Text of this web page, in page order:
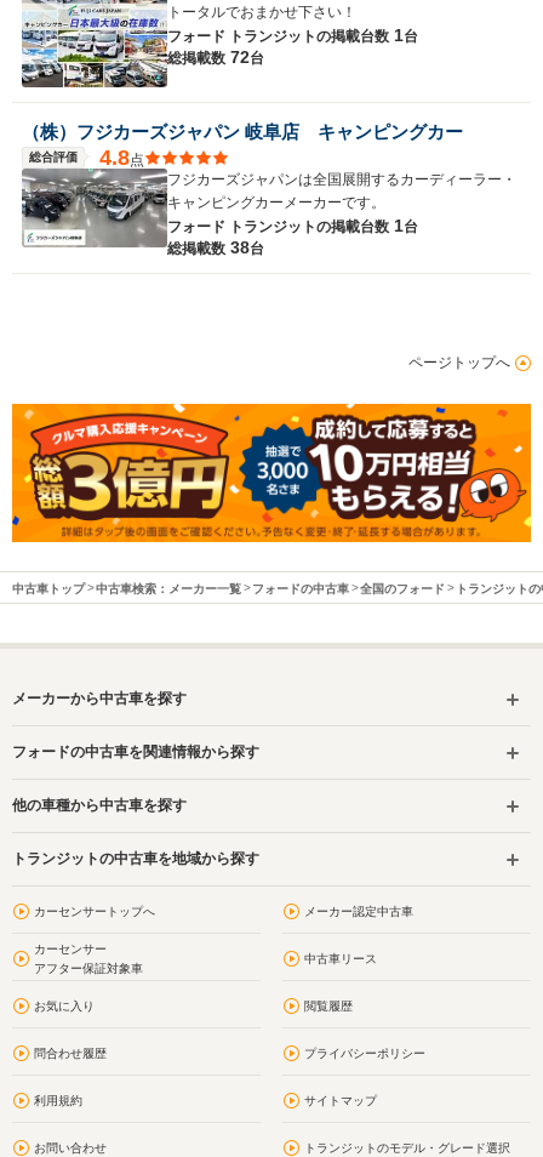
WLTCモード
燃費
ホイールベース
-m
-
ホイールベース
-
トータルでおまかせ下さい！
フォード トランジットの掲載台数 1台
総掲載数 72台
（株）フジカーズジャパン 岐阜店 キャンピングカー
総合評価 4.8点
フジカーズジャパンは全国展開するカーディーラー・
キャンピングカーメーカーです。
フォード トランジットの掲載台数 1台
総掲載数 38台
ページトップへ
中古車トップ 中古車検索：メーカー一覧 フォードの中古車 全国のフォード トランジット
メーカーから中古車を探す
フォードの中古車を関連情報から探す
他の車種から中古車を探す
トランジットの中古車を地域から探す
カーセンサートップへ メーカー認定中古車
カーセンサー
アフター保証対象車
中古車リース
お気に入り 閲覧履歴
問合わせ履歴 プライバシーポリシー
利用規約 サイトマップ
お問い合わせ トランジットのモデル・グレード選択